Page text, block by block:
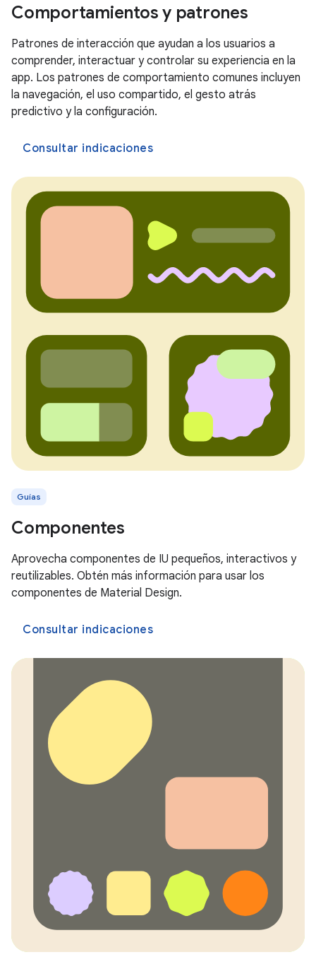
Comportamientos y patrones
Patrones de interacción que ayudan a los usuarios a
comprender, interactuar y controlar su experiencia en la
app. Los patrones de comportamiento comunes incluyen
la navegación, el uso compartido, el gesto atrás
predictivo y la configuración.
Consultar indicaciones
Guías
Componentes
Aprovecha componentes de IU pequeños, interactivos y
reutilizables. Obtén más información para usar los
componentes de Material Design.
Consultar indicaciones